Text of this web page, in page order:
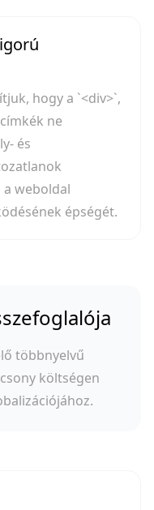
hogy a `<div>`,
ne
és
weboldal
épségét.
többnyelvű
költségen